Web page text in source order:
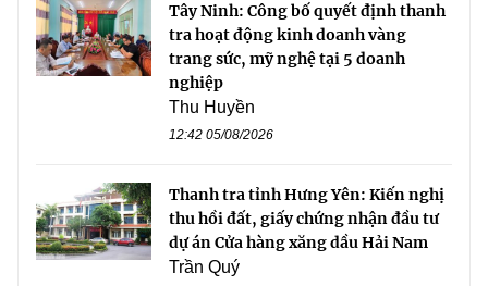
Tây Ninh: Công bố quyết định thanh
tra hoạt động kinh doanh vàng
trang sức, mỹ nghệ tại 5 doanh
nghiệp
Thu Huyền
12:42 05/08/2026
Thanh tra tỉnh Hưng Yên: Kiến nghị
thu hồi đất, giấy chứng nhận đầu tư
dự án Cửa hàng xăng dầu Hải Nam
Trần Quý